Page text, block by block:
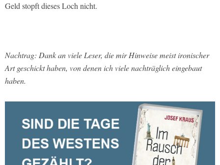
Geld stopft dieses Loch nicht.
Nachtrag: Dank an viele Leser, die mir Hinweise meist ironischer
Art geschickt haben, von denen ich viele nachträglich eingebaut
haben.